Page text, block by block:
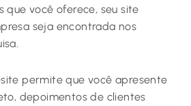
que você oferece, seu site
seja encontrada nos
permite que você apresente
depoimentos de clientes